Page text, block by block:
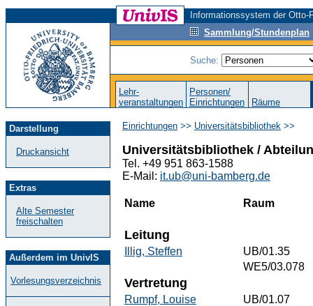
Informationssystem der
Sammlung/Stundenplan
Suche:
Lehr-
veranstaltungen
Personen/
Einrichtungen
Räume
Darstellung
Druckansicht
Extras
Alte Semester
freischalten
Außerdem im UnivIS
Vorlesungsverzeichnis
Einrichtungen >> Universitätsbibliothek >>
Universitätsbibliothek /
Tel. +49 951 863-1588
E-Mail: it.ub@uni-bamberg.de
Name Raum
Leitung
Illig, Steffen
UB/01.35
WE5/03.078
Vertretung
Rumpf, Louise UB/01.07